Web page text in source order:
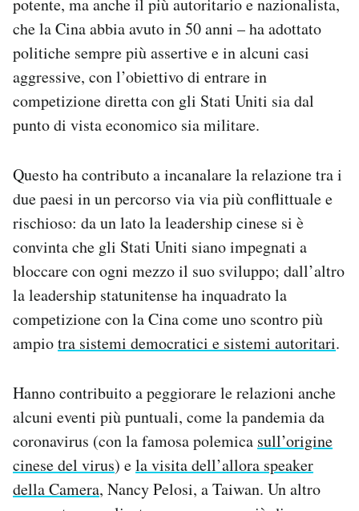
potente, ma anche il più autoritario e nazionalista,
che la Cina abbia avuto in 50 anni – ha adottato
politiche sempre più assertive e in alcuni casi
aggressive, con l’obiettivo di entrare in
competizione diretta con gli Stati Uniti sia dal
punto di vista economico sia militare.
Questo ha contributo a incanalare la relazione tra i
due paesi in un percorso via via più conflittuale e
rischioso: da un lato la leadership cinese si è
convinta che gli Stati Uniti siano impegnati a
bloccare con ogni mezzo il suo sviluppo; dall’altro
la leadership statunitense ha inquadrato la
competizione con la Cina come uno scontro più
ampiotra sistemi democratici e sistemi autoritari.
Hanno contribuito a peggiorare le relazioni anche
alcuni eventi più puntuali, come la pandemia da
coronavirus (con la famosa polemica sull’origine
cinese del virus) ela visita dell’allora speaker
della Camera, Nancy Pelosi, a Taiwan. Un altro